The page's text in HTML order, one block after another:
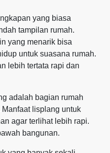
yang biasa
tampilan rumah.
yang menarik bisa
untuk suasana rumah.
lebih tertata rapi dan
adalah bagian rumah
lisplang untuk
agar terlihat lebih rapi.
bangunan.